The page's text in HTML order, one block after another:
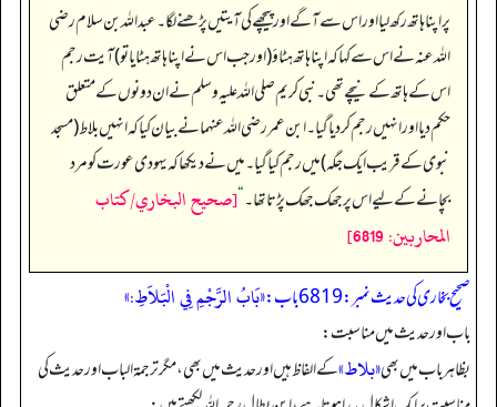
پر اپنا ہاتھ رکھ لیا اور اس سے آگے اور پیچھے کی آیتیں پڑھنے لگا۔ عبداللہ بن سلام رضی
اللہ عنہ نے اس سے کہا کہ اپنا ہاتھ ہٹاؤ (اور جب اس نے اپنا ہاتھ ہٹایا تو) آیت رجم
اس کے ہاتھ کے نیچے تھی۔ نبی کریم صلی اللہ علیہ وسلم نے ان دونوں کے متعلق
حکم دیا اور انہیں رجم کر دیا گیا۔ ابن عمر رضی اللہ عنہما نے بیان کیا کہ انہیں بلاط (مسجد
نبوی کے قریب ایک جگہ) میں رجم کیا گیا۔ میں نے دیکھا کہ یہودی عورت کو مرد
بچانے کے لیے اس پر جھک جھک پڑتا تھا۔“[صحيح البخاري/كتاب
المحاربين: 6819]
صحیح بخاری کی حدیث نمبر: 6819 باب: «بَابُ الرَّجْمِ فِي الْبَلاَطِ:»
باب اور حدیث میں مناسبت:
بظاہر باب میں بھی«بلاط»کے الفاظ ہیں اور حدیث میں بھی، مگر ترجمۃ الباب اور حدیث کی